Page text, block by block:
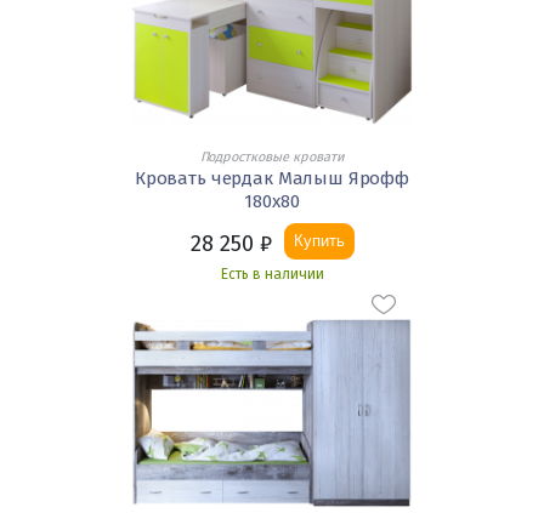
Подростковые кровати
Кровать чердак Малыш Ярофф
180х80
28 250 ₽ Купить
Есть в наличии